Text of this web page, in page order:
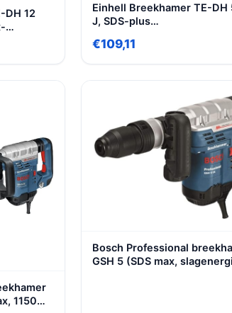
DH 12
Einhell Breekhamer TE-DH
J, SDS-plus
trillingsgedempte
€109,11
1150
Bosch Professional
GSH 5 (SDS max,